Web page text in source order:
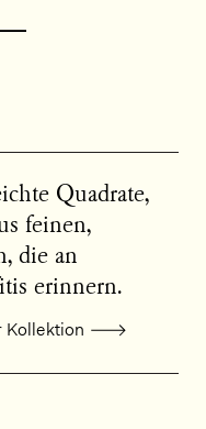
Quadrate,
feinen,
die an
erinnern.
Kollektion
entdecken: